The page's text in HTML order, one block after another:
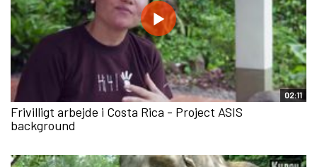
02:11
Frivilligt arbejde i Costa Rica - Project ASIS
background